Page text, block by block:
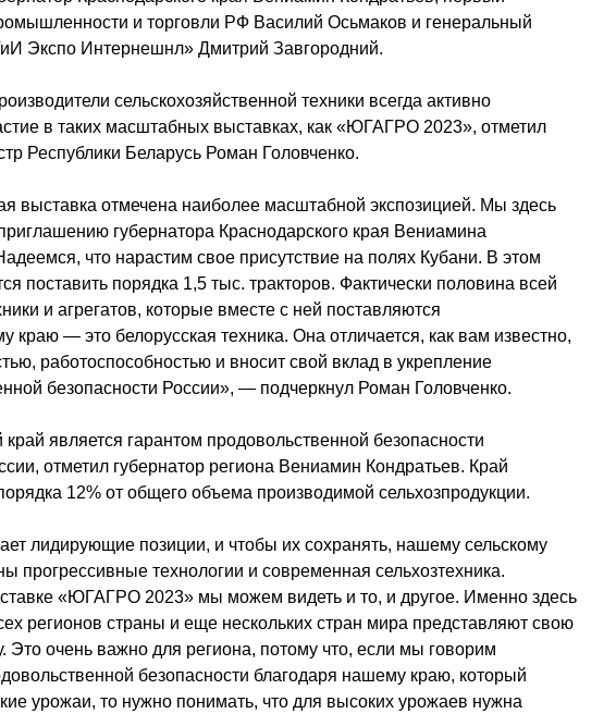
и торговли РФ Василий Осьмаков и генеральный
Экспо Интернешнл» Дмитрий Завгородний.
сельскохозяйственной техники всегда активно
в таких масштабных выставках, как «ЮГАГРО 2023», отметил
Республики Беларусь Роман Головченко.
выставка отмечена наиболее масштабной экспозицией. Мы здесь
губернатора Краснодарского края Вениамина
что нарастим свое присутствие на полях Кубани. В этом
поставить порядка 1,5 тыс. тракторов. Фактически половина всей
и агрегатов, которые вместе с ней поставляются
краю — это белорусская техника. Она отличается, как вам известно,
работоспособностью и вносит свой вклад в укрепление
безопасности России», — подчеркнул Роман Головченко.
край является гарантом продовольственной безопасности
отметил губернатор региона Вениамин Кондратьев. Край
12% от общего объема производимой сельхозпродукции.
лидирующие позиции, и чтобы их сохранять, нашему сельскому
прогрессивные технологии и современная сельхозтехника.
«ЮГАГРО 2023» мы можем видеть и то, и другое. Именно здесь
регионов страны и еще нескольких стран мира представляют свою
Это очень важно для региона, потому что, если мы говорим
безопасности благодаря нашему краю, который
урожаи, то нужно понимать, что для высоких урожаев нужна